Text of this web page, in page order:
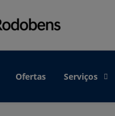
Ofertas Serviços